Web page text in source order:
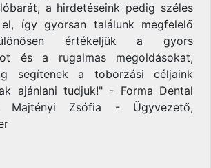
a hirdetéseink pedig széles
így gyorsan találunk megfelelő
értékeljük a gyors
és a rugalmas megoldásokat,
segítenek a toborzási céljaink
ajánlani tudjuk!" - Forma Dental
Zsófia - Ügyvezető,